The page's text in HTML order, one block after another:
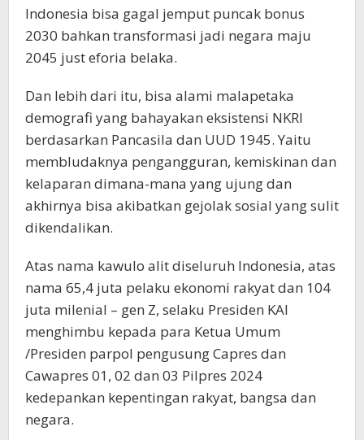
Indonesia bisa gagal jemput puncak bonus
2030 bahkan transformasi jadi negara maju
2045 just eforia belaka.
Dan lebih dari itu, bisa alami malapetaka
demografi yang bahayakan eksistensi NKRI
berdasarkan Pancasila dan UUD 1945. Yaitu
membludaknya pengangguran, kemiskinan dan
kelaparan dimana-mana yang ujung dan
akhirnya bisa akibatkan gejolak sosial yang sulit
dikendalikan.
Atas nama kawulo alit diseluruh Indonesia, atas
nama 65,4 juta pelaku ekonomi rakyat dan 104
juta milenial – gen Z, selaku Presiden KAI
menghimbu kepada para Ketua Umum
/Presiden parpol pengusung Capres dan
Cawapres 01, 02 dan 03 Pilpres 2024
kedepankan kepentingan rakyat, bangsa dan
negara.